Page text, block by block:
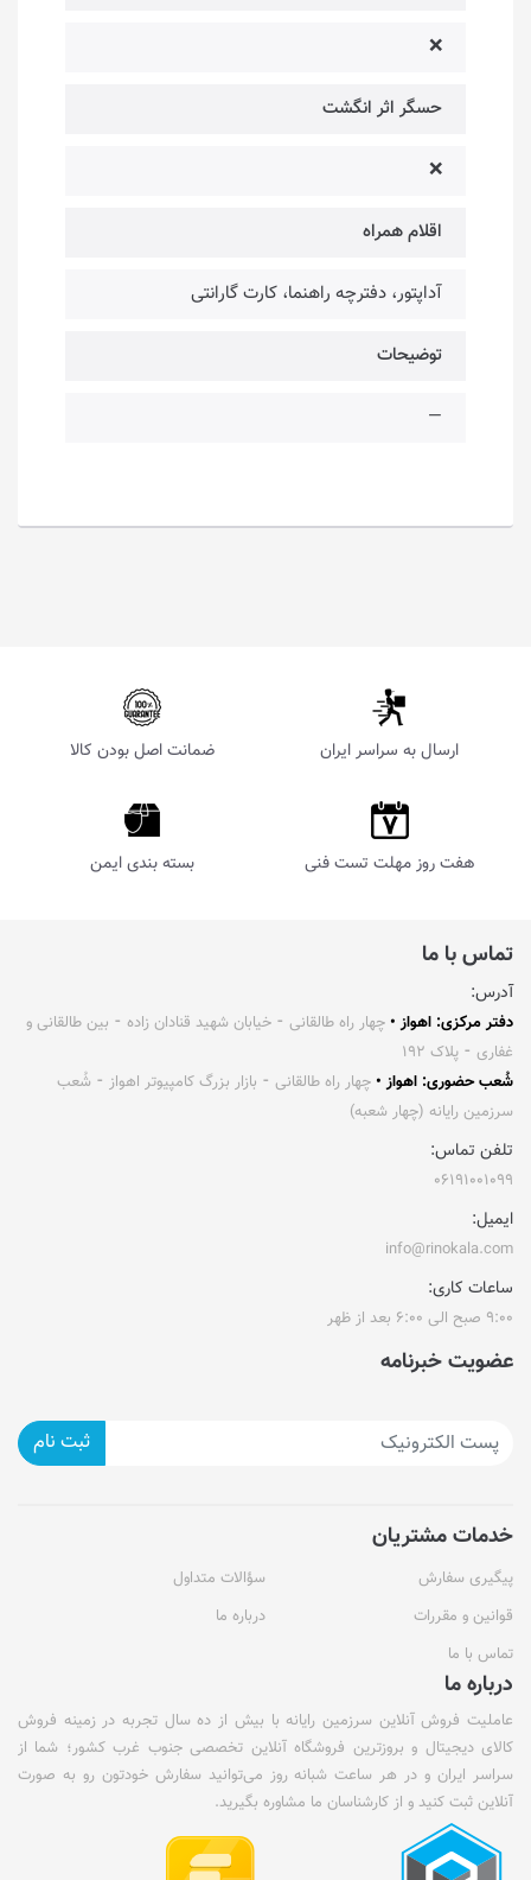
❌
حسگر اثر انگشت
❌
اقلام همراه
آداپتور، دفترچه راهنما، کارت گارانتی
توضیحات
—
ارسال به سراسر ایران ضمانت اصل بودن کالا
هفت روز مهلت تست فنی بسته بندی ایمن
تماس با ما
آدرس:
دفتر مرکزی: اهواز • چهار راه طالقانی ⁃ خیابان شهید قنادان زاده ⁃ بین طالقانی و
غفاری ⁃ پلاک ۱۹۲
شُعب حضوری: اهواز • چهار راه طالقانی ⁃ بازار بزرگ کامپیوتر اهواز ⁃ شُعب
سرزمین رایانه (چهار شعبه)
تلفن تماس:
۰۶۱۹۱۰۰۱۰۹۹
ایمیل:
info@rinokala.com
ساعات کاری:
۹:۰۰ صبح الی ۶:۰۰ بعد از ظهر
عضویت خبرنامه
ثبت نام
خدمات مشتریان
پیگیری سفارش
سؤالات متداول
قوانین و مقررات
درباره ما
تماس با ما
درباره ما
عاملیت فروش آنلاین سرزمین رایانه با بیش از ده سال تجربه در زمینه فروش
کالای دیجیتال و بروزترین فروشگاه آنلاین تخصصی جنوب غرب کشور؛ شما از
سراسر ایران و در هر ساعت شبانه روز می‌توانید سفارش خودتون رو به صورت
آنلاین ثبت کنید و از کارشناسان ما مشاوره بگیرید.